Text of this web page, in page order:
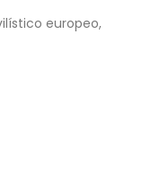
europeo,